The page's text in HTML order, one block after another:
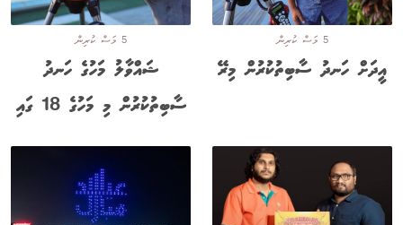
5 މަސް ކުރިން
އީދަށް ހަނދު ސާބިތުކުރުން މިރޭ
5 މަސް ކުރިން
ޝައްވާލު މަހުގެ ހަނދު
ސާބިތުކުރުން މި މަހުގެ 18 ގައި